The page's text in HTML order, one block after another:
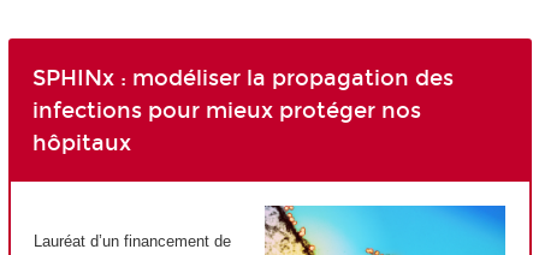
SPHINx : modéliser la propagation des
infections pour mieux protéger nos
hôpitaux
Lauréat d’un financement de